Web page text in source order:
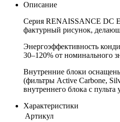
Описание
Серия RENAISSANCE DC
фактурный рисунок,
Энергоэффективность
30–120% от номинального
Внутренние блоки
(фильтры Active Carbone,
внутреннего блока с пульта
Характеристики
Артикул